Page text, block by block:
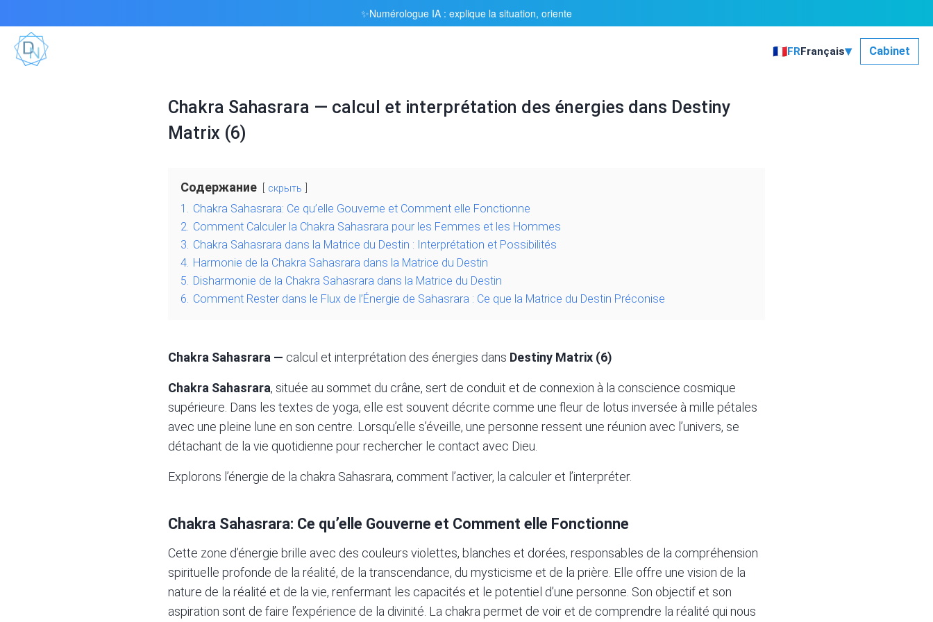
🇫🇷FRFrançais▾ Cabinet
Chakra Sahasrara — calcul et interprétation des énergies dans Destiny
Matrix (6)
Содержание скрыть
1. Chakra Sahasrara: Ce qu’elle Gouverne et Comment elle Fonctionne
2. Comment Calculer la Chakra Sahasrara pour les Femmes et les Hommes
3. Chakra Sahasrara dans la Matrice du Destin : Interprétation et Possibilités
4. Harmonie de la Chakra Sahasrara dans la Matrice du Destin
5. Disharmonie de la Chakra Sahasrara dans la Matrice du Destin
6. Comment Rester dans le Flux de l’Énergie de Sahasrara : Ce que la Matrice du Destin Préconise
Chakra Sahasrara — calcul et interprétation des énergies dans Destiny Matrix (6)
Chakra Sahasrara, située au sommet du crâne, sert de conduit et de connexion à la conscience cosmique
supérieure. Dans les textes de yoga, elle est souvent décrite comme une fleur de lotus inversée à mille pétales
avec une pleine lune en son centre. Lorsqu’elle s’éveille, une personne ressent une réunion avec l’univers, se
détachant de la vie quotidienne pour rechercher le contact avec Dieu.
Explorons l’énergie de la chakra Sahasrara, comment l’activer, la calculer et l’interpréter.
Chakra Sahasrara: Ce qu’elle Gouverne et Comment elle Fonctionne
Cette zone d’énergie brille avec des couleurs violettes, blanches et dorées, responsables de la compréhension
spirituelle profonde de la réalité, de la transcendance, du mysticisme et de la prière. Elle offre une vision de la
nature de la réalité et de la vie, renfermant les capacités et le potentiel d’une personne. Son objectif et son
aspiration sont de faire l’expérience de la divinité. La chakra permet de voir et de comprendre la réalité qui nous
✨Numérologue IA : explique la situation, oriente